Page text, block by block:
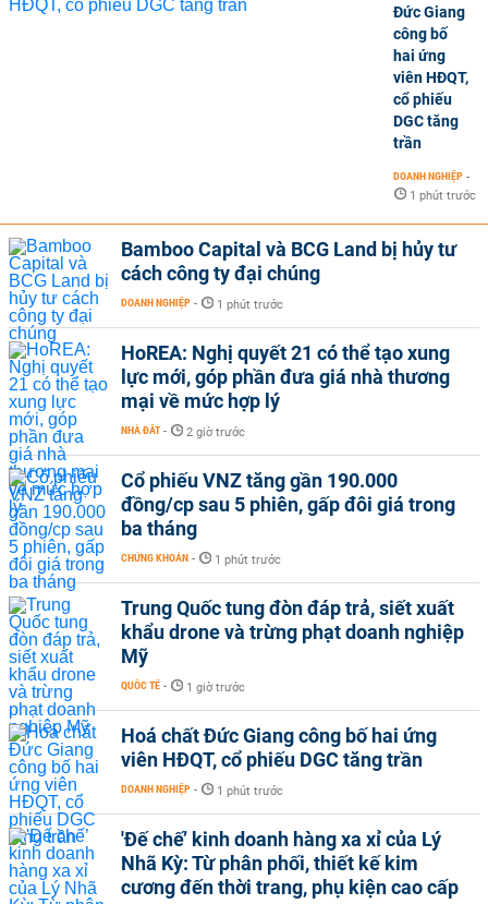
Đức Giang
công bố
hai ứng
viên HĐQT,
cổ phiếu
DGC tăng
trần
DOANH NGHIỆP -
1 phút trước
Bamboo Capital và BCG Land bị hủy tư
cách công ty đại chúng
DOANH NGHIỆP - 1 phút trước
HoREA: Nghị quyết 21 có thể tạo xung
lực mới, góp phần đưa giá nhà thương
mại về mức hợp lý
NHÀ ĐẤT - 2 giờ trước
Cổ phiếu VNZ tăng gần 190.000
đồng/cp sau 5 phiên, gấp đôi giá trong
ba tháng
CHỨNG KHOÁN - 1 phút trước
Trung Quốc tung đòn đáp trả, siết xuất
khẩu drone và trừng phạt doanh nghiệp
Mỹ
QUỐC TẾ - 1 giờ trước
Hoá chất Đức Giang công bố hai ứng
viên HĐQT, cổ phiếu DGC tăng trần
DOANH NGHIỆP - 1 phút trước
'Đế chế’ kinh doanh hàng xa xỉ của Lý
Nhã Kỳ: Từ phân phối, thiết kế kim
cương đến thời trang, phụ kiện cao cấp